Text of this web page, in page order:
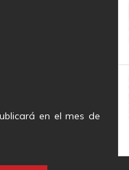
en el mes de